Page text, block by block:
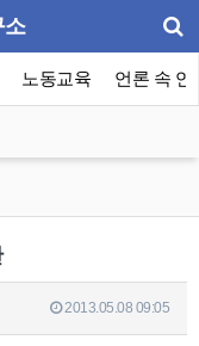
소
노동교육 언론 속 연
2013.05.08 09:05